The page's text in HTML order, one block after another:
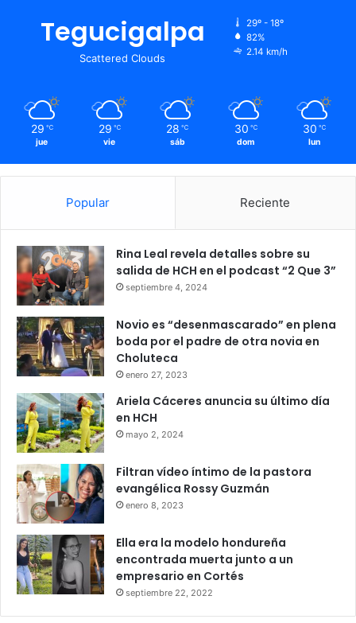
Tegucigalpa
Scattered Clouds
29º - 18º
82%
2.14 km/h
29 ℃
jue
29 ℃
vie
28 ℃
sáb
30 ℃
dom
30 ℃
lun
Popular Reciente
Rina Leal revela detalles sobre su
salida de HCH en el podcast “2 Que 3”
septiembre 4, 2024
Novio es “desenmascarado” en plena
boda por el padre de otra novia en
Choluteca
enero 27, 2023
Ariela Cáceres anuncia su último día
en HCH
mayo 2, 2024
Filtran vídeo íntimo de la pastora
evangélica Rossy Guzmán
enero 8, 2023
Ella era la modelo hondureña
encontrada muerta junto a un
empresario en Cortés
septiembre 22, 2022